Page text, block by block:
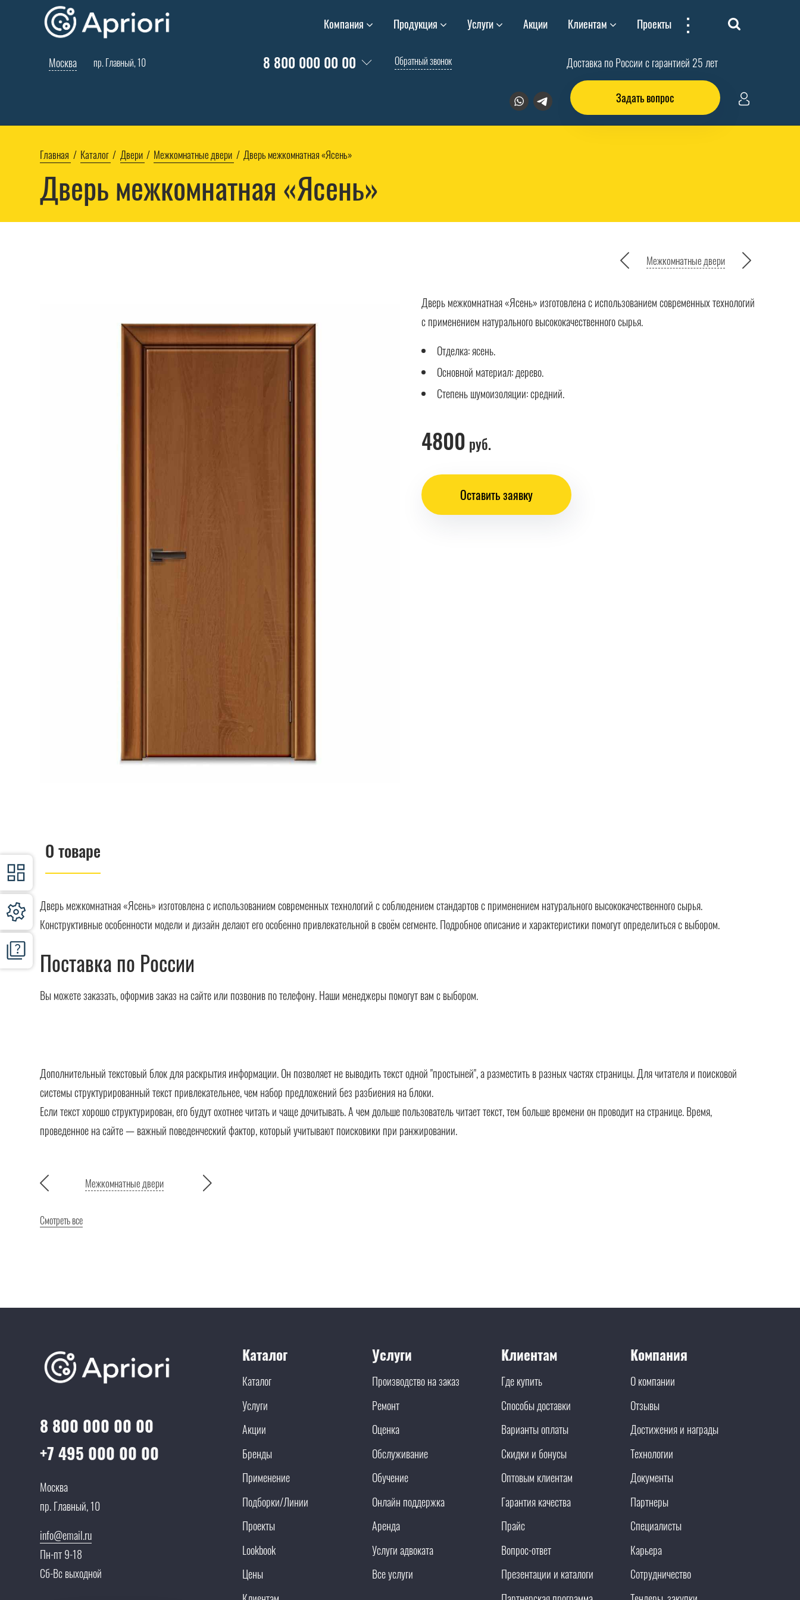
Компания Продукция Услуги Акции Клиентам Проекты ...
Москва пр. Главный, 10 8 800 000 00 00 Обратный звонок Доставка по России с гарантией 25 лет
Задать вопрос
Главная Каталог Двери Межкомнатные двери Дверь межкомнатная «Ясень»
Дверь межкомнатная «Ясень»
Межкомнатные двери
Дверь межкомнатная «Ясень» изготовлена с использованием современных технологий
с применением натурального высококачественного сырья.
Отделка: ясень.
Основной материал: дерево.
Степень шумоизоляции: средний.
4800 руб.
Оставить заявку
О товаре
Дверь межкомнатная «Ясень» изготовлена с использованием современных технологий с соблюдением стандартов с применением натурального высококачественного сырья.
Конструктивные особенности модели и дизайн делают его особенно привлекательной в своём сегменте. Подробное описание и характеристики помогут определиться с выбором.
Поставка по России
Вы можете заказать, оформив заказ на сайте или позвонив по телефону. Наши менеджеры помогут вам с выбором.
Дополнительный текстовый блок для раскрытия информации. Он позволяет не выводить текст одной "простыней", а разместить в разных частях страницы. Для читателя и поисковой
системы структурированный текст привлекательнее, чем набор предложений без разбиения на блоки.
Если текст хорошо структурирован, его будут охотнее читать и чаще дочитывать. А чем дольше пользователь читает текст, тем больше времени он проводит на странице. Время,
проведенное на сайте — важный поведенческий фактор, который учитывают поисковики при ранжировании.
Межкомнатные двери
Смотреть все
8 800 000 00 00
+7 495 000 00 00
Москва
пр. Главный, 10
info@email.ru
Пн-пт 9-18
Сб-Вс выходной
Каталог
Каталог
Услуги
Акции
Бренды
Применение
Подборки/Линии
Проекты
Lookbook
Цены
Услуги
Производство на заказ
Ремонт
Оценка
Обслуживание
Обучение
Онлайн поддержка
Аренда
Услуги адвоката
Все услуги
Клиентам
Где купить
Способы доставки
Варианты оплаты
Скидки и бонусы
Оптовым клиентам
Гарантия качества
Прайс
Вопрос-ответ
Презентации и каталоги
Компания
О компании
Отзывы
Достижения и награды
Технологии
Документы
Партнеры
Специалисты
Карьера
Сотрудничество